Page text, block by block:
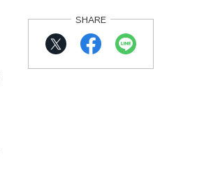
SHARE